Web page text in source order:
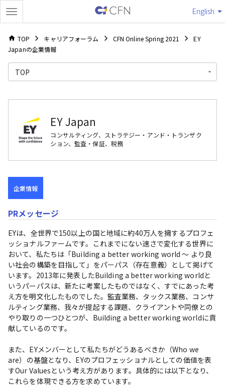
English
TOP キャリアフォーラム CFN Online Spring 2021
EY
Japanの企業情報
TOP
EY Japan
コンサルティング、ストラテジー・アンド・トランザク
ション、監査・保証、税務
企業情報
PRメッセージ
EYは、全世界で150以上の国と地域に約40万人を擁するプロフェ
ッショナルファームです。これまでにない速さで変化する世界に
おいて、私たちは「Building a better working world ～ より良
い社会の構築を目指して」をパーパス（存在意義）として掲げて
います。2013年に発表したBuilding a better working worldと
いうパーパスは、新たに考案したものではなく、すでにあった考
え方を明文化したものでした。監査業務、タックス業務、コンサ
ルティング業務、我々が提起する課題、クライアントや同僚との
やり取りの一つひとつが、Building a better working worldに貢
献しているのです。
また、EYメンバーとして私たちがどうあるべきか（Who we
are）の基盤となり、EYのプロフェッショナルとしての価値を表
すOur Valuesという考え方があります。具体的には以下となり、
これらを体現できる方を求めています。